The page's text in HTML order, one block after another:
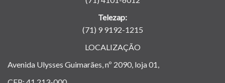
Telezap:
(71) 9 9192-1215
LOCALIZAÇÃO
Avenida Ulysses Guimarães, nº 2090, loja 01,